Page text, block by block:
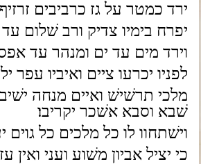
ירד כמטר על גז כרביבים
יפרח בימיו צדיק ורב שׁלום עד
וירד מים עד ים ומנהר עד
לפניו יכרעו ציים ואיביו עפר
מלכי תרשׁישׁ ואיים מנחה
שׁבא וסבא אשׁכר יקריבו׃
וישׁתחוו לו כל מלכים כל גוים
כי יציל אביון משׁוע ועני ואין